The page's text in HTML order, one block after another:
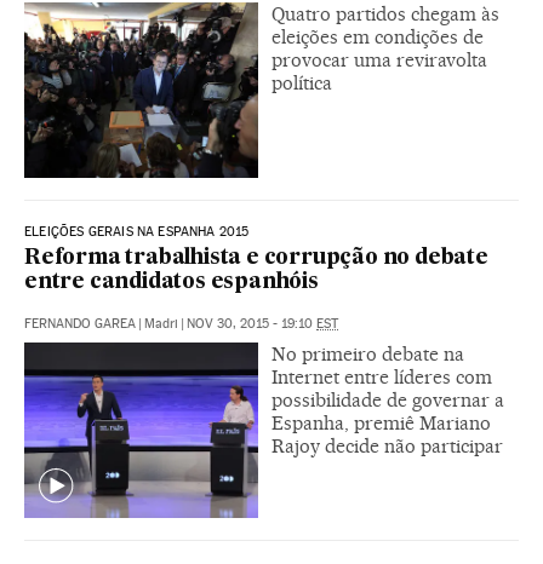
Quatro partidos chegam às
eleições em condições de
provocar uma reviravolta
política
ELEIÇÕES GERAIS NA ESPANHA 2015
Reforma trabalhista e corrupção no debate
entre candidatos espanhóis
FERNANDO GAREA | Madri | NOV 30, 2015 - 19:10 EST
No primeiro debate na
Internet entre líderes com
possibilidade de governar a
Espanha, premiê Mariano
Rajoy decide não participar